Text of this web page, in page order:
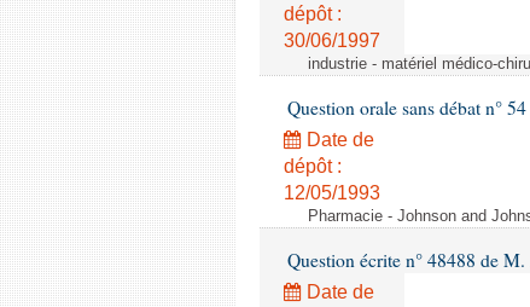
dépôt :
30/06/1997
industrie - matériel médico-
Question orale sans débat n°
Date de
dépôt :
12/05/1993
Pharmacie - Johnson and
Question écrite n° 48488 de
Date de